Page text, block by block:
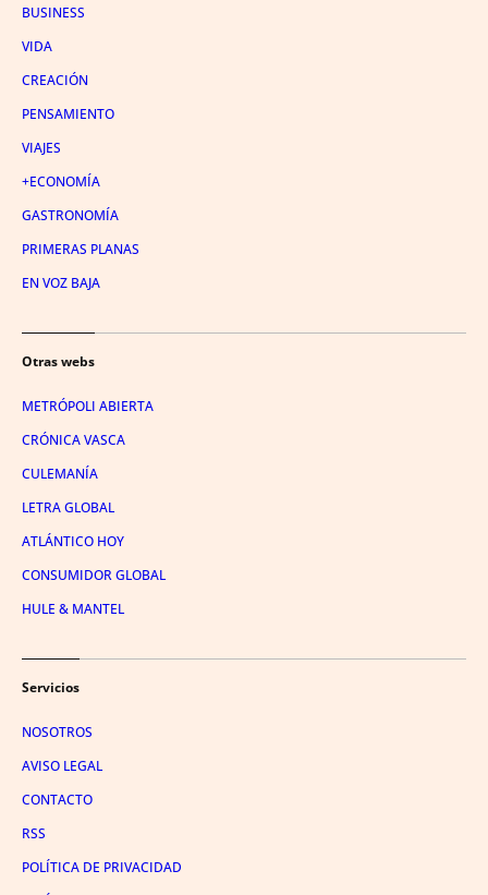
BUSINESS
VIDA
CREACIÓN
PENSAMIENTO
VIAJES
+ECONOMÍA
GASTRONOMÍA
PRIMERAS PLANAS
EN VOZ BAJA
Otras webs
METRÓPOLI ABIERTA
CRÓNICA VASCA
CULEMANÍA
LETRA GLOBAL
ATLÁNTICO HOY
CONSUMIDOR GLOBAL
HULE & MANTEL
Servicios
NOSOTROS
AVISO LEGAL
CONTACTO
RSS
POLÍTICA DE PRIVACIDAD